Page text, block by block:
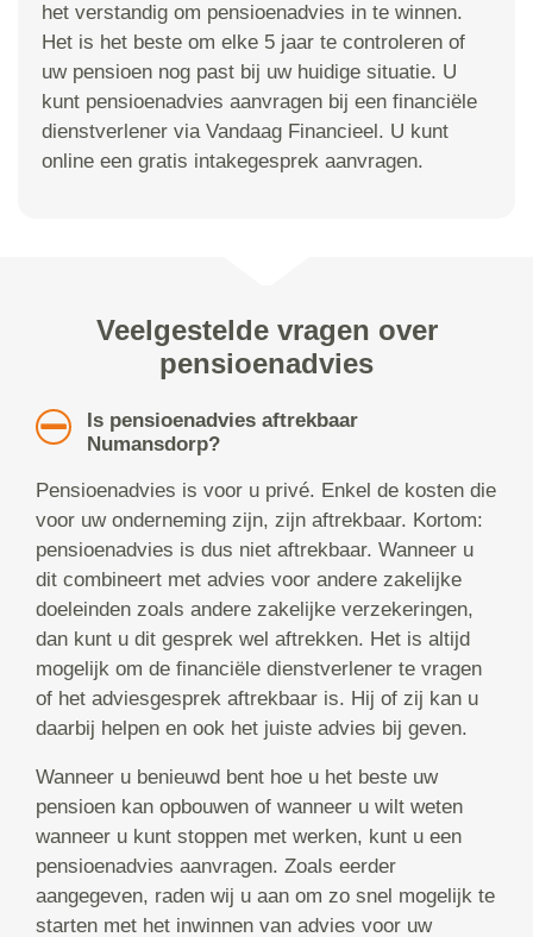
het verstandig om pensioenadvies in te winnen.
Het is het beste om elke 5 jaar te controleren of
uw pensioen nog past bij uw huidige situatie. U
kunt pensioenadvies aanvragen bij een financiële
dienstverlener via Vandaag Financieel. U kunt
online een gratis intakegesprek aanvragen.
Veelgestelde vragen over
pensioenadvies
Is pensioenadvies aftrekbaar
Numansdorp?
Pensioenadvies is voor u privé. Enkel de kosten die
voor uw onderneming zijn, zijn aftrekbaar. Kortom:
pensioenadvies is dus niet aftrekbaar. Wanneer u
dit combineert met advies voor andere zakelijke
doeleinden zoals andere zakelijke verzekeringen,
dan kunt u dit gesprek wel aftrekken. Het is altijd
mogelijk om de financiële dienstverlener te vragen
of het adviesgesprek aftrekbaar is. Hij of zij kan u
daarbij helpen en ook het juiste advies bij geven.
Wanneer u benieuwd bent hoe u het beste uw
pensioen kan opbouwen of wanneer u wilt weten
wanneer u kunt stoppen met werken, kunt u een
pensioenadvies aanvragen. Zoals eerder
aangegeven, raden wij u aan om zo snel mogelijk te
starten met het inwinnen van advies voor uw